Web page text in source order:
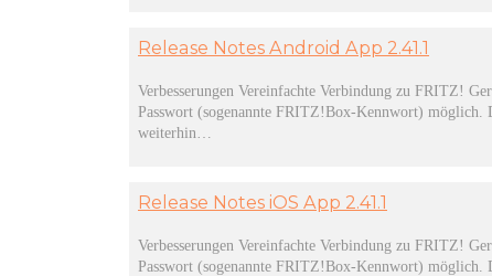
Release Notes Android App 2.41.1
Verbesserungen Vereinfachte Verbindung zu FRITZ!
Passwort (sogenannte FRITZ!Box-Kennwort) möglich.
weiterhin…
Release Notes iOS App 2.41.1
Verbesserungen Vereinfachte Verbindung zu FRITZ!
Passwort (sogenannte FRITZ!Box-Kennwort) möglich.